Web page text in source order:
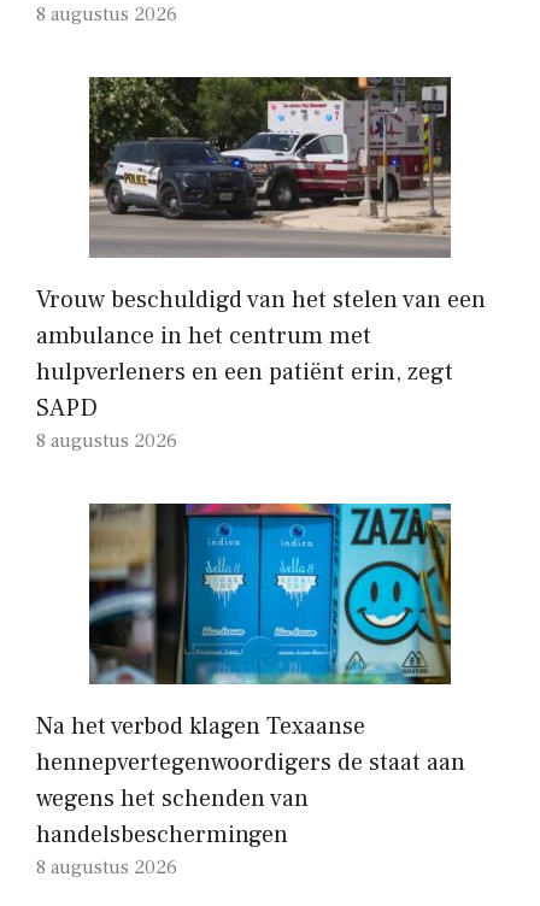
8 augustus 2026
Vrouw beschuldigd van het stelen van een
ambulance in het centrum met
hulpverleners en een patiënt erin, zegt
SAPD
8 augustus 2026
Na het verbod klagen Texaanse
hennepvertegenwoordigers de staat aan
wegens het schenden van
handelsbeschermingen
8 augustus 2026